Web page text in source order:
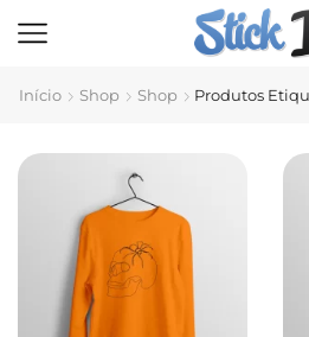
Início Shop Shop Produtos